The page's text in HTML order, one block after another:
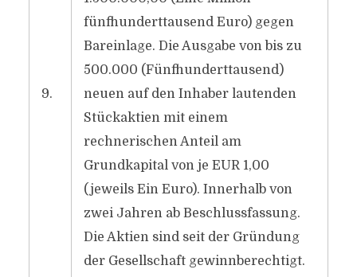
9.
fünfhunderttausend Euro) gegen
Bareinlage. Die Ausgabe von bis zu
500.000 (Fünfhunderttausend)
neuen auf den Inhaber lautenden
Stückaktien mit einem
rechnerischen Anteil am
Grundkapital von je EUR 1,00
(jeweils Ein Euro). Innerhalb von
zwei Jahren ab Beschlussfassung.
Die Aktien sind seit der Gründung
der Gesellschaft gewinnberechtigt.